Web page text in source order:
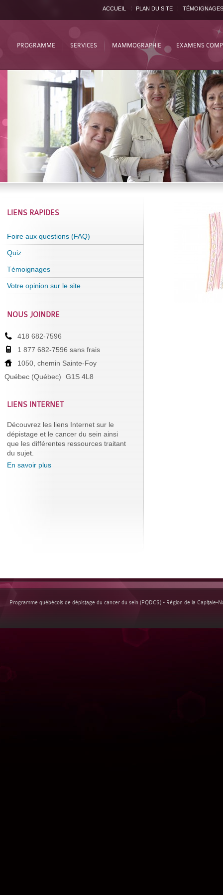
ACCUEIL PLAN DU SITE TÉMOIGNAGES
PROGRAMME SERVICES MAMMOGRAPHIE EXAMENS
LIENS RAPIDES
Foire aux questions (FAQ)
Quiz
Témoignages
Votre opinion sur le site
NOUS JOINDRE
418 682-7596
1 877 682-7596 sans frais
1050, chemin Sainte-Foy
Québec (Québec)
G1S 4L8
LIENS INTERNET
Découvrez les liens Internet sur le
dépistage et le cancer du sein ainsi
que les différentes ressources traitant
du sujet.
En savoir plus
Programme québécois de dépistage du cancer du sein (PQDCS) - Région de la Capitale-